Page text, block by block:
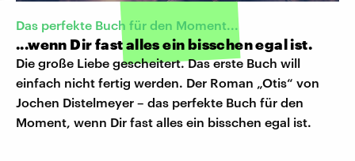
Das perfekte Buch für den Moment...
...wenn Dir fast alles ein bisschen egal ist.
Die große Liebe gescheitert. Das erste Buch will
einfach nicht fertig werden. Der Roman „Otis“ von
Jochen Distelmeyer – das perfekte Buch für den
Moment, wenn Dir fast alles ein bisschen egal ist.